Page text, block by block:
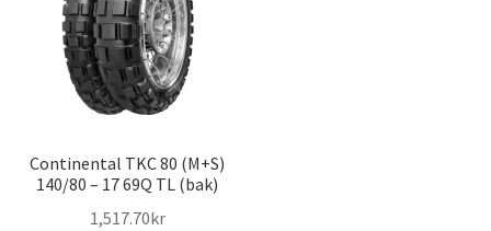
Continental TKC 80 (M+S)
140/80 – 17 69Q TL (bak)
1,517.70kr